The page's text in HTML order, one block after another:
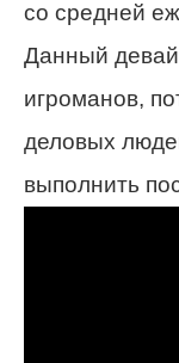
со средней
Данный
игроманов,
деловых
выполнить